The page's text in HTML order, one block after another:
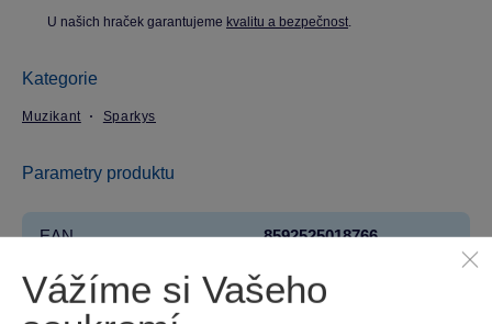
U našich hraček garantujeme kvalitu a bezpečnost.
Kategorie
Muzikant Sparkys
Parametry produktu
EAN 8592525018766
Kód produktu 16TK-B570
Vážíme si Vašeho